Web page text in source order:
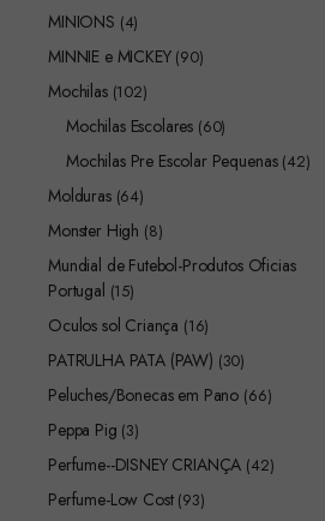
MINIONS (4)
MINNIE e MICKEY (90)
Mochilas (102)
Mochilas Escolares (60)
Mochilas Pre Escolar Pequenas (42)
Molduras (64)
Monster High (8)
Mundial de Futebol-Produtos Oficias
Portugal (15)
Oculos sol Criança (16)
PATRULHA PATA (PAW) (30)
Peluches/Bonecas em Pano (66)
Peppa Pig (3)
Perfume--DISNEY CRIANÇA (42)
Perfume-Low Cost (93)